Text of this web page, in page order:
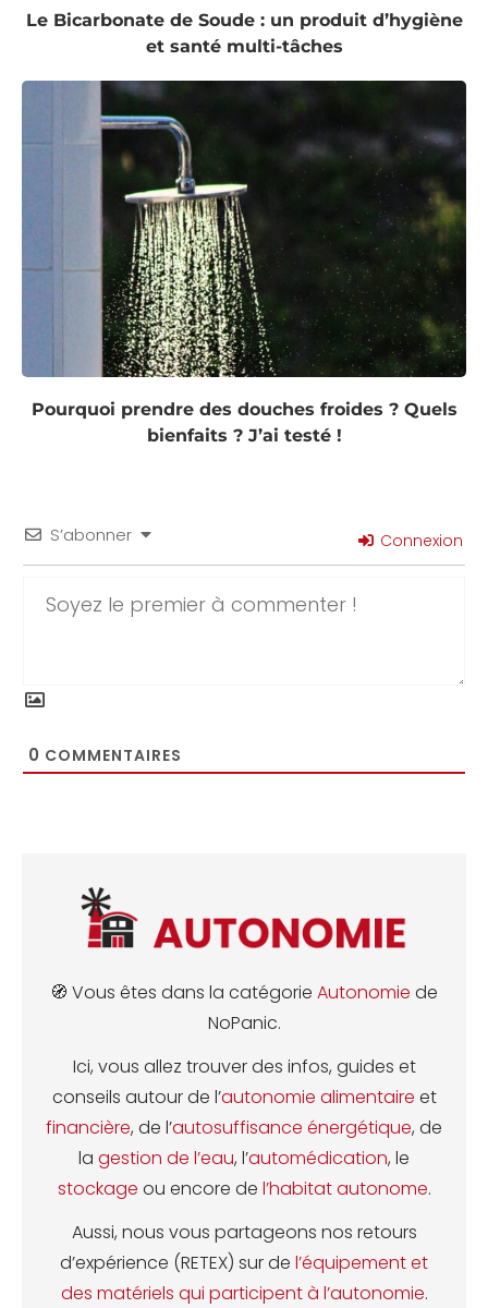
Le Bicarbonate de Soude : un produit d’hygiène
et santé multi-tâches
Pourquoi prendre des douches froides ? Quels
bienfaits ? J’ai testé !
S’abonner Connexion
0 COMMENTAIRES
🧭 Vous êtes dans la catégorie Autonomie de
NoPanic.
Ici, vous allez trouver des infos, guides et
conseils autour de l’autonomie alimentaire et
financière, de l’autosuffisance énergétique, de
la gestion de l’eau, l’automédication, le
stockage ou encore de l’habitat autonome.
Aussi, nous vous partageons nos retours
d’expérience (RETEX) sur de l’équipement et
des matériels qui participent à l’autonomie.